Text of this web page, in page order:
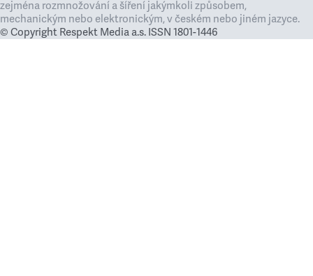
zejména rozmnožování a šíření jakýmkoli způsobem,
mechanickým nebo elektronickým, v českém nebo jiném jazyce.
© Copyright Respekt Media a.s. ISSN 1801-1446